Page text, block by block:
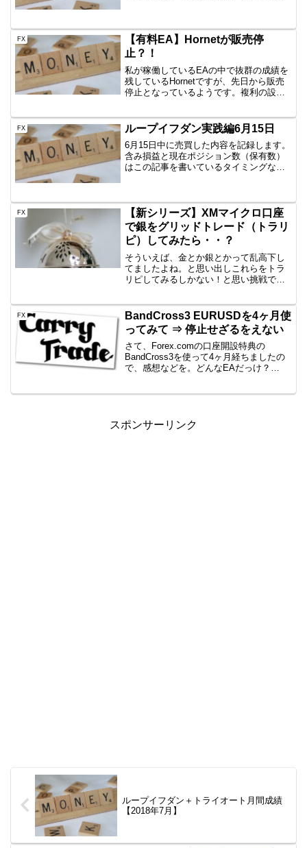
での自動売買ができなくなるとなったか
らです。海外FXの...
FX
【有料EA】Hornetが販売停
止？！
私が稼働しているEAの中で抜群の成績を
残しているHornetですが、先日から販売
停止となっているようです。複利の設定
象がでているからのようです。単利では
特に問題ないが、...
FX ループイフダン実践編6月15日
6月15日中に売買した内容を記録します。
含み損益と現在ポジション数（保有数）
はこの記事を書いているタイミングなの
すので、公開です。AUD/JPY B40
1000通貨新...
FX
【新シリーズ】XMマイクロ口座
で銀をグリッドトレード（トラリ
ピ）してみたら・・？
そういえば、金とか銀とかって乱高下し
てましたよね。と思い出しこれらをトラ
リピしてみるしかない！と思い挑戦で
全然問題ないですが、50万円～くらいは
ないと安心して...
FX
BandCross3 EURUSDを4ヶ月使
ってみて ⇒ 停止せざるをえない
さて、Forex.comの口座開設特典の
BandCross3を使って4ヶ月経ちましたの
で、感想などを。どんなEAだっけ？
スポンサーリンク
ループイフダン＋トライオート月間成績
【2018年7月】